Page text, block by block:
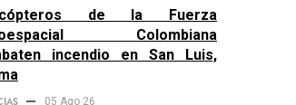
de la Fuerza
Colombiana
incendio en San Luis,
05 Ago 26